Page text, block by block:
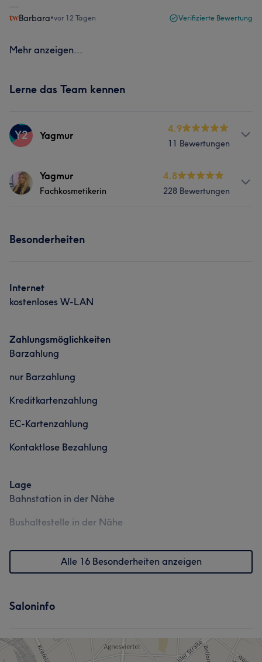
Barbara•vor 12 Tagen Verifizierte Bewertung
Mehr anzeigen...
Lerne das Team kennen
Y2 Yagmur
4.9
11 Bewertungen
ServicesYagmur
Fachkosmetikerin
4.8
228 Bewertungen
Expertin für dermatologische Hautgesundheit
Nägel Körper
Portfolio
Besonderheiten
Internet
kostenloses W-LAN
Zahlungsmöglichkeiten
Barzahlung
nur Barzahlung
Kreditkartenzahlung
EC-Kartenzahlung
Kontaktlose Bezahlung
Lage
Bahnstation in der Nähe
Bushaltestelle in der Nähe
Alle 16 Besonderheiten anzeigen
Saloninfo